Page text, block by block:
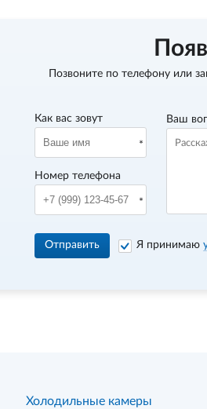
Позвоните по телефону или
Как вас зовут
Номер телефона
Ваш
Отправить Я принимаю
Холодильные камеры